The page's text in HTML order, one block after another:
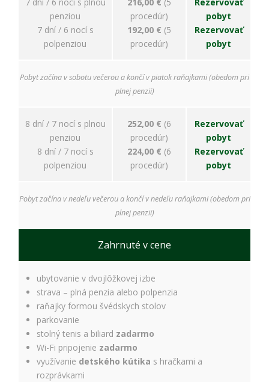
penziou
7 dní / 6 nocí s
polpenziou
procedúr)
192,00 € (5
procedúr)
pobyt
Rezervovať
pobyt
Pobyt začína v sobotu večerou a končí v piatok raňajkami (obedom pri
plnej penzii)
8 dní / 7 nocí s plnou
penziou
8 dní / 7 nocí s
polpenziou
252,00 € (6
procedúr)
224,00 € (6
procedúr)
Rezervovať
pobyt
Rezervovať
pobyt
Pobyt začína v nedeľu večerou a končí v nedeľu raňajkami (obedom pri
plnej penzii)
Zahrnuté v cene
ubytovanie v dvojlôžkovej izbe
strava – plná penzia alebo polpenzia
raňajky formou švédskych stolov
parkovanie
stolný tenis a biliard zadarmo
Wi-Fi pripojenie zadarmo
využívanie detského kútika s hračkami a
rozprávkami